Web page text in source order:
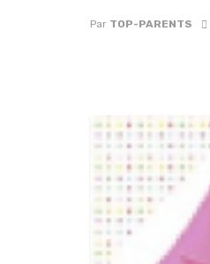
Par TOP-PARENTS